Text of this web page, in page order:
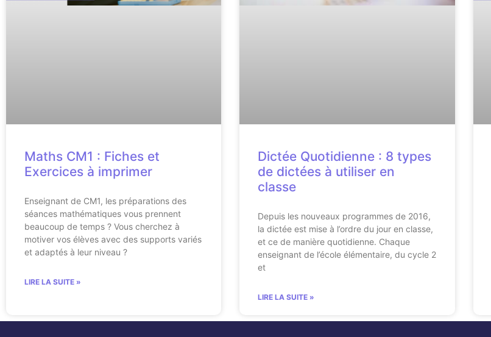
Maths CM1 : Fiches et
Exercices à imprimer
Enseignant de CM1, les préparations des
séances mathématiques vous prennent
beaucoup de temps ? Vous cherchez à
motiver vos élèves avec des supports variés
et adaptés à leur niveau ?
LIRE LA SUITE »
Dictée Quotidienne : 8 types
de dictées à utiliser en
classe
Depuis les nouveaux programmes de 2016,
la dictée est mise à l’ordre du jour en classe,
et ce de manière quotidienne. Chaque
enseignant de l’école élémentaire, du cycle 2
et
LIRE LA SUITE »